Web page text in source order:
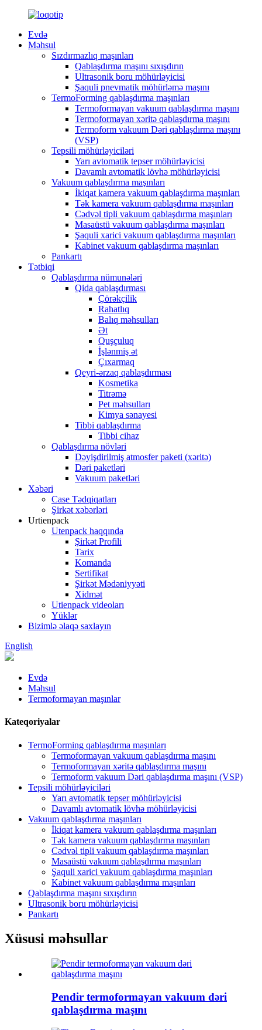
Evdə
Məhsul
Sızdırmazlıq maşınları
Qablaşdırma maşını sıxışdırın
Ultrasonik boru möhürləyicisi
Şaquli pnevmatik möhürləmə maşını
TermoForming qablaşdırma maşınları
Termoformayan vakuum qablaşdırma maşını
Termoformayan xəritə qablaşdırma maşını
Termoform vakuum Dəri qablaşdırma maşını
(VSP)
Tepsili möhürləyiciləri
Yarı avtomatik tepser möhürləyicisi
Davamlı avtomatik lövhə möhürləyicisi
Vakuum qablaşdırma maşınları
İkiqat kamera vakuum qablaşdırma maşınları
Tək kamera vakuum qablaşdırma maşınları
Cədvəl tipli vakuum qablaşdırma maşınları
Masaüstü vakuum qablaşdırma maşınları
Şaquli xarici vakuum qablaşdırma maşınları
Kabinet vakuum qablaşdırma maşınları
Pankartı
Tətbiqi
Qablaşdırma nümunələri
Qida qablaşdırması
Çörəkçilik
Rahatlıq
Balıq məhsulları
Ət
Quşçuluq
İşlənmiş ət
Çıxarmaq
Qeyri-ərzaq qablaşdırması
Kosmetika
Titrəmə
Pet məhsulları
Kimya sənayesi
Tibbi qablaşdırma
Tibbi cihaz
Qablaşdırma növləri
Dəyişdirilmiş atmosfer paketi (xəritə)
Dəri paketləri
Vakuum paketləri
Xəbəri
Case Tədqiqatları
Şirkət xəbərləri
Urtienpack
Utenpack haqqında
Şirkət Profili
Tarix
Komanda
Sertifikat
Şirkət Mədəniyyəti
Xidmət
Utienpack videoları
Yüklər
Bizimlə əlaqə saxlayın
English
Evdə
Məhsul
Termoformayan maşınlar
Kateqoriyalar
TermoForming qablaşdırma maşınları
Termoformayan vakuum qablaşdırma maşını
Termoformayan xəritə qablaşdırma maşını
Termoform vakuum Dəri qablaşdırma maşını (VSP)
Tepsili möhürləyiciləri
Yarı avtomatik tepser möhürləyicisi
Davamlı avtomatik lövhə möhürləyicisi
Vakuum qablaşdırma maşınları
İkiqat kamera vakuum qablaşdırma maşınları
Tək kamera vakuum qablaşdırma maşınları
Cədvəl tipli vakuum qablaşdırma maşınları
Masaüstü vakuum qablaşdırma maşınları
Şaquli xarici vakuum qablaşdırma maşınları
Kabinet vakuum qablaşdırma maşınları
Qablaşdırma maşını sıxışdırın
Ultrasonik boru möhürləyicisi
Pankartı
Xüsusi məhsullar
Pendir termoformayan vakuum dəri
qablaşdırma maşını